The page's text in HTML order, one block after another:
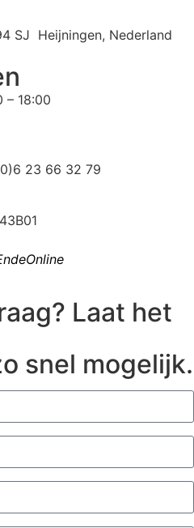
SJ Heijningen, Nederland
– 18:00
23 66 32 79
Laat het
snel mogelijk.